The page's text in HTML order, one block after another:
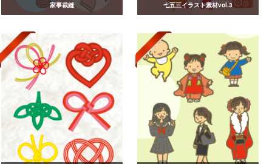
家事裁縫 七五三イラスト素材vol.3